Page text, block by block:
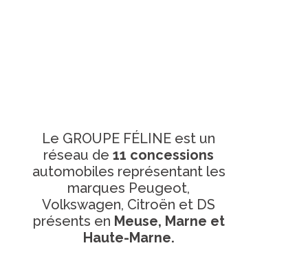
Le GROUPE FÉLINE est un
réseau de 11 concessions
automobiles représentant les
marques Peugeot,
Volkswagen, Citroën et DS
présents en Meuse, Marne et
Haute-Marne.